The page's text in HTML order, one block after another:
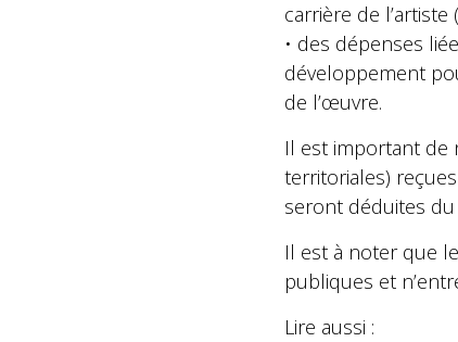
carrière de
• des dépenses
développement
de l’œuvre.
Il est important de
territoriales)
seront déduites
Il est à noter que
publiques et
Lire aussi :